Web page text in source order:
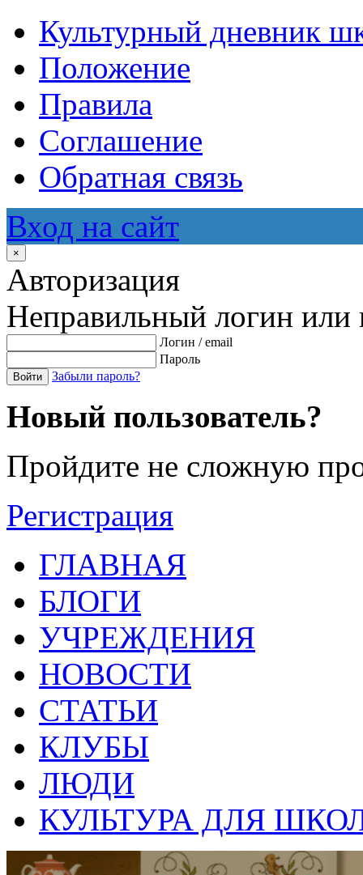
Культурный дневник
Положение
Правила
Соглашение
Обратная связь
Вход на сайт
×
Авторизация
Неправильный логин или
Логин / email
Пароль
Войти Забыли пароль?
Новый пользователь?
Пройдите не сложную
Регистрация
ГЛАВНАЯ
БЛОГИ
УЧРЕЖДЕНИЯ
НОВОСТИ
СТАТЬИ
КЛУБЫ
ЛЮДИ
КУЛЬТУРА ДЛЯ